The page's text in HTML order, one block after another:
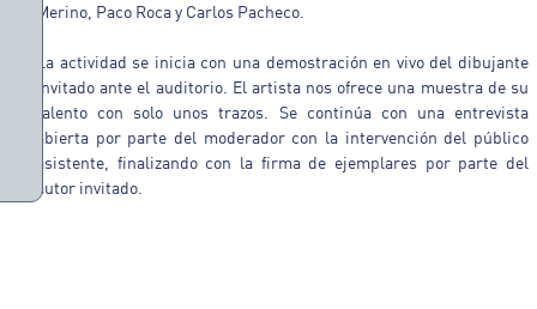
Merino, Paco Roca y Carlos Pacheco.
La actividad se inicia con una demostración en vivo del dibujante
invitado ante el auditorio. El artista nos ofrece una muestra de su
talento con solo unos trazos. Se continúa con una entrevista
abierta por parte del moderador con la intervención del público
asistente, finalizando con la firma de ejemplares por parte del
autor invitado.